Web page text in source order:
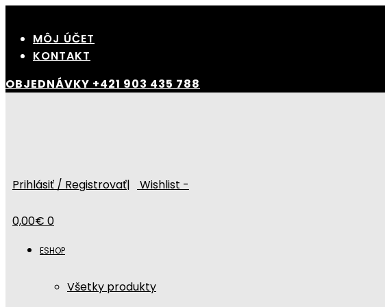
content
MÔJ ÚČET
KONTAKT
OBJEDNÁVKY +421 903 435 788
Prihlásiť / Registrovať| Wishlist -
0,00€ 0
ESHOP
Všetky produkty